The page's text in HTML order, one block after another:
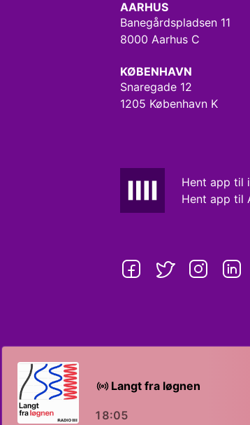
AARHUS
Banegårdspladsen 11
8000 Aarhus C
KØBENHAVN
Snaregade 12
1205 København K
Hent app til
Hent app til
Langt fra løgnen
18:05